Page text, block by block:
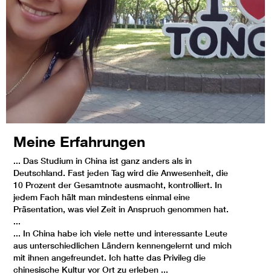
Meine Erfahrungen
... Das Studium in China ist ganz anders als in
Deutschland. Fast jeden Tag wird die Anwesenheit, die
10 Prozent der Gesamtnote ausmacht, kontrolliert. In
jedem Fach hält man mindestens einmal eine
Präsentation, was viel Zeit in Anspruch genommen hat.
...
... In China habe ich viele nette und interessante Leute
aus unterschiedlichen Ländern kennengelernt und mich
mit ihnen angefreundet. Ich hatte das Privileg die
chinesische Kultur vor Ort zu erleben ...